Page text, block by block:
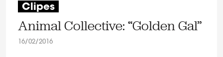
Clipes
Animal Collective: “Golden Gal”
16/02/2016